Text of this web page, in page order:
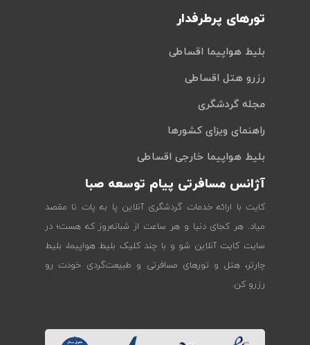
تورهای پرطرفدار
بلیط هواپیما اقساطی
رزرو هتل اقساطی
مجله گردشگری
راهنمای ویزای کشورها
بلیط هواپیما خارجی اقساطی
آژانس مسافرتی پیام توسعه صبا
کایت با ارائه خدمات گردشگری آنلاین پا به پات تا مقصد
میاد. هر کجای دنیا و هر ساعت از شبانه‌روز که هست؛ در
سایت کایت آنلاین شو و با چند کلیک بلیط هواپیما، بلیط
چارتر، هتل و تورهای مسافرتی و طبیعت‌گردی خودت رو
رزرو کن.